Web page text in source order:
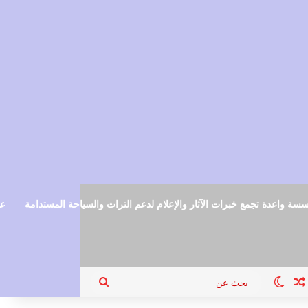
واعدة تجمع خبرات الآثار والإعلام لدعم التراث والسياحة المستدامة
الدخول
مقال عشوائي
الوضع المظلم
بحث